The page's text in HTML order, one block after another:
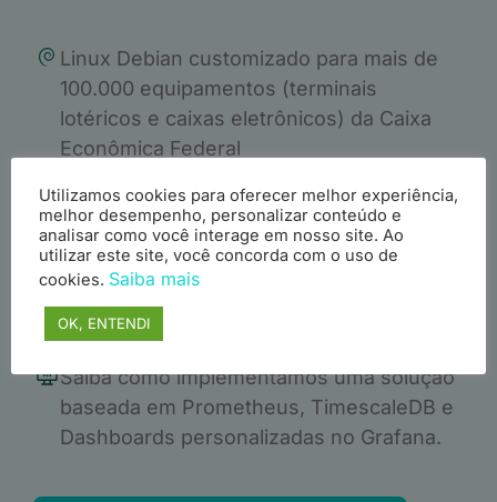
Linux Debian customizado para mais de
100.000 equipamentos (terminais
lotéricos e caixas eletrônicos) da Caixa
Econômica Federal
Descubra neste ebook como fornecemos
suporte 24x7 para mais de uma centena
de servidores Linux CentOS.
Saiba como implementamos uma solução
baseada em Prometheus, TimescaleDB e
Dashboards personalizadas no Grafana.
Utilizamos cookies para oferecer melhor experiência,
melhor desempenho, personalizar conteúdo e
analisar como você interage em nosso site. Ao
utilizar este site, você concorda com o uso de
cookies. Saiba mais
OK, ENTENDI